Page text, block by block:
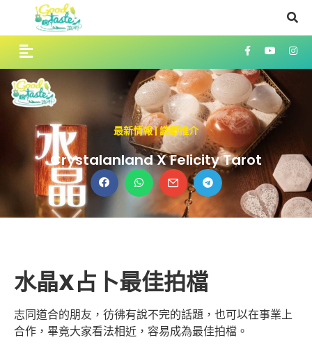
最新情報|識嘢推介
Crystalanland X Felicity Tarot
水晶X占卜最佳拍檔
志同道合的朋友，彷彿有說不完的話題，也可以在事業上
合作，畢竟大家看法相近，容易成為最佳拍檔。